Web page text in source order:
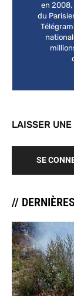
en 2008,
du
LAISSER
SE
//